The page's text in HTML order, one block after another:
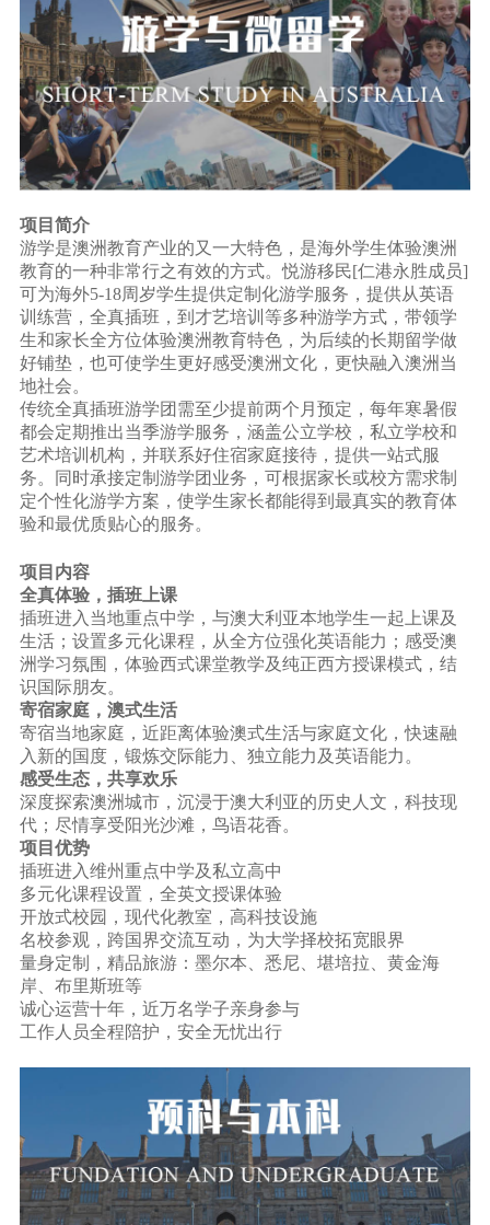
项目简介
游学是澳洲教育产业的又一大特色，是海外学生体验澳洲
教育的一种非常行之有效的方式。悦游移民[仁港永胜成员]
可为海外5-18周岁学生提供定制化游学服务，提供从英语
训练营，全真插班，到才艺培训等多种游学方式，带领学
生和家长全方位体验澳洲教育特色，为后续的长期留学做
好铺垫，也可使学生更好感受澳洲文化，更快融入澳洲当
地社会。
传统全真插班游学团需至少提前两个月预定，每年寒暑假
都会定期推出当季游学服务，涵盖公立学校，私立学校和
艺术培训机构，并联系好住宿家庭接待，提供一站式服
务。同时承接定制游学团业务，可根据家长或校方需求制
定个性化游学方案，使学生家长都能得到最真实的教育体
验和最优质贴心的服务。
项目内容
全真体验，插班上课
插班进入当地重点中学，与澳大利亚本地学生一起上课及
生活；设置多元化课程，从全方位强化英语能力；感受澳
洲学习氛围，体验西式课堂教学及纯正西方授课模式，结
识国际朋友。
寄宿家庭，澳式生活
寄宿当地家庭，近距离体验澳式生活与家庭文化，快速融
入新的国度，锻炼交际能力、独立能力及英语能力。
感受生态，共享欢乐
深度探索澳洲城市，沉浸于澳大利亚的历史人文，科技现
代；尽情享受阳光沙滩，鸟语花香。
项目优势
插班进入维州重点中学及私立高中
多元化课程设置，全英文授课体验
开放式校园，现代化教室，高科技设施
名校参观，跨国界交流互动，为大学择校拓宽眼界
量身定制，精品旅游：墨尔本、悉尼、堪培拉、黄金海
岸、布里斯班等
诚心运营十年，近万名学子亲身参与
工作人员全程陪护，安全无忧出行